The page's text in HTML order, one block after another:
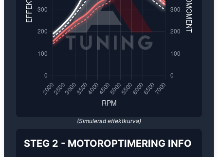
(Simulerad effektkurva)
STEG 2 - MOTOROPTIMERING INFO